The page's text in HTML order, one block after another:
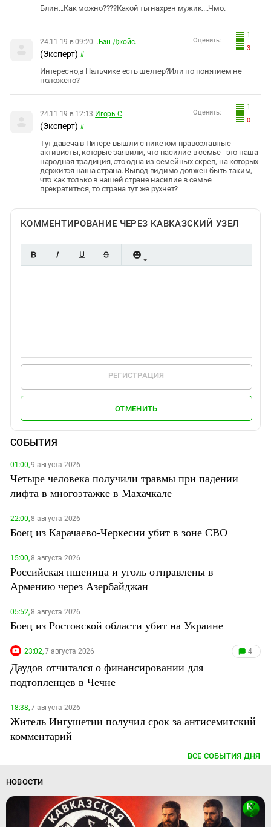
Блин...Как можно????Какой ты нахрен мужик....Чмо.
1
3
Оценить:
24.11.19 в 09:20 ..Бэн Джойс.
(Эксперт) #
Интересно,в Нальчике есть шелтер?Или по понятием не
положено?
1
0
Оценить:
24.11.19 в 12:13 Игорь С
(Эксперт) #
Тут давеча в Питере вышли с пикетом православные
активисты, которые заявили, что насилие в семье - это наша
народная традиция, это одна из семейных скреп, на которых
держится наша страна. Вывод видимо должен быть таким,
что как только в нашей стране насилие в семье
прекратиться, то страна тут же рухнет?
КОММЕНТИРОВАНИЕ ЧЕРЕЗ КАВКАЗСКИЙ УЗЕЛ
РЕГИСТРАЦИЯ
ОТМЕНИТЬ
СОБЫТИЯ
01:00,9 августа 2026
Четыре человека получили травмы при падении
лифта в многоэтажке в Махачкале
22:00,8 августа 2026
Боец из Карачаево-Черкесии убит в зоне СВО
15:00,8 августа 2026
Российская пшеница и уголь отправлены в
Армению через Азербайджан
05:52,8 августа 2026
Боец из Ростовской области убит на Украине
23:02,7 августа 2026 4
Даудов отчитался о финансировании для
подтопленцев в Чечне
18:38,7 августа 2026
Житель Ингушетии получил срок за антисемитский
комментарий
ВСЕ СОБЫТИЯ ДНЯ
НОВОСТИ